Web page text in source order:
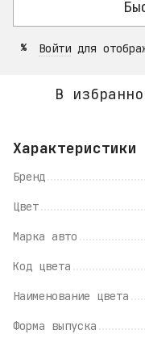
% Войти для
В
Характеристики
Бренд
Цвет
Марка авто
Код цвета
Наименование цвета
Форма выпуска